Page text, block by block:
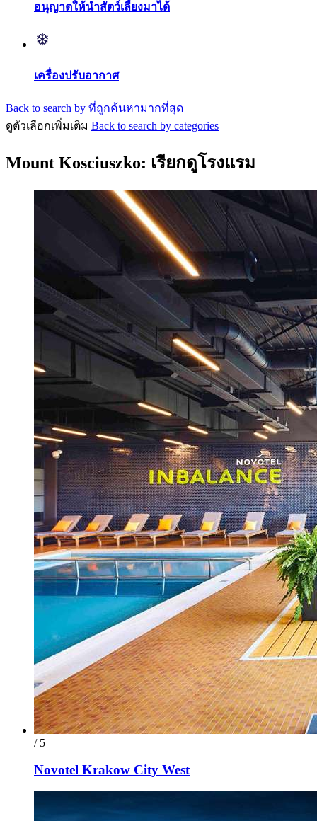
อนุญาตให้นำสัตว์เลี้ยงมาได้
เครื่องปรับอากาศ
Back to search by ที่ถูกค้นหามากที่สุด
ดูตัวเลือกเพิ่มเติม Back to search by categories
Mount Kosciuszko: เรียกดูโรงแรม
/ 5
Novotel Krakow City West